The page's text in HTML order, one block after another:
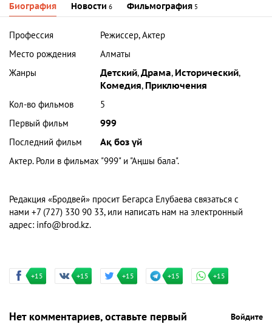
Биография Новости 6 Фильмография 5
Профессия
Режиссер, Актер
Место рождения
Алматы
Жанры
Детский,Драма, Исторический,
Комедия, Приключения
Кол-во фильмов
5
Первый фильм
999
Последний фильм
Ақ боз үй
Актер. Роли в фильмах "999" и "Аңшы бала".
Редакция «Бродвей» просит Бегарса Елубаева связаться с
нами +7 (727) 330 90 33, или написать нам на электронный
адрес: info@brod.kz.
+15 +15 +15 +15 +15
Нет комментариев, оставьте первый Войдите